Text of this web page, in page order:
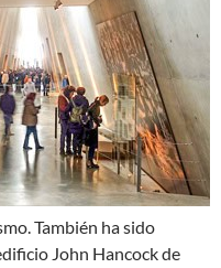
También ha sido
John Hancock de